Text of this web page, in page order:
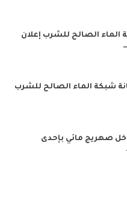
الصالح للشرب إعلان
شبكة الماء الصالح للشرب
صهريج مائي بإحدى